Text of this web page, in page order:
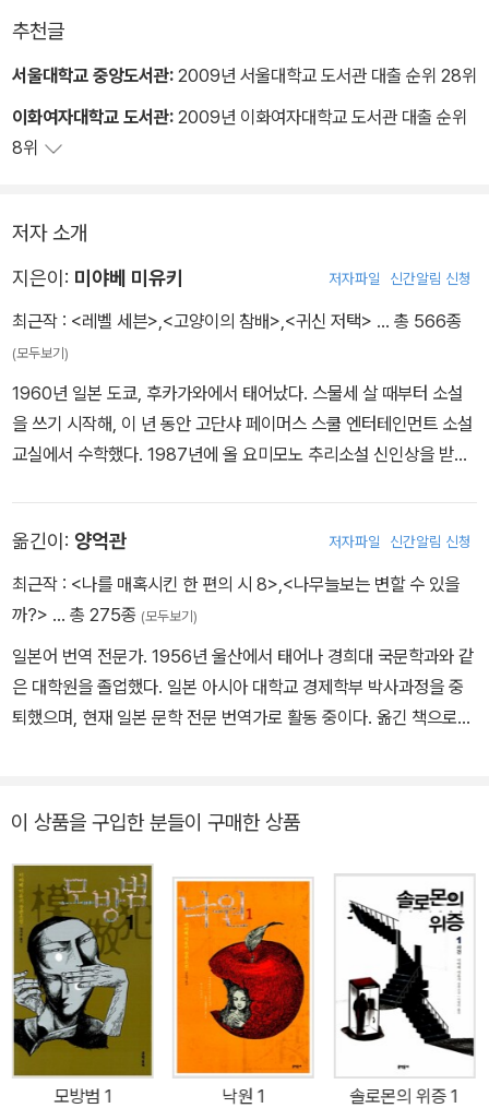
추천글
서울대학교 중앙도서관: 2009년 서울대학교 도서관 대출 순위 28위
이화여자대학교 도서관: 2009년 이화여자대학교 도서관 대출 순위
8위
저자 소개
지은이: 미야베 미유키 저자파일 신간알림 신청
최근작 : <레벨 세븐> <고양이의 참배> <귀신 저택> … 총 566종
(모두보기)
1960년 일본 도쿄, 후카가와에서 태어났다. 스물세 살 때부터 소설
을 쓰기 시작해, 이 년 동안 고단샤 페이머스 스쿨 엔터테인먼트 소설
교실에서 수학했다. 1987년에 올 요미모노 추리소설 신인상을 받은
협회상,《화차》(1993)로 제6회 야마모토슈고로상, 《가모우 저택 사
건》(1997)으로 일본 SF대상을, 《이유》(1999)로 나오키상, 《모방
범》(2001)으로 마이니치 출판대상 특별상, 《이름 없는 독》(2006)
최고의 미스터리 작가로 군림한다. 어렸을 때부터 시대 소설과 대하
드라마를 좋아했던 아버지 덕에 많은 작품을 접하고, 시대물에 대한
흥미를 가지게 되었다. 에도에 사는 사람들의 인정을 그려 요시카와
품들, 또는 하급 관리 주인공이 괴이한 사건을 수사하는 시대 미스터
과 더불어 봉건 사회를 사는 서민의 고통에 주목한 사회파 시대 미스
터리《외딴집》(2005)에 이르기까지, 다양한 장르를 미스터리와 접
목한 작품을 속속 발표해 기존 시대 소설 독자뿐 아니라 시대 소설을
읽기 어려워하는 독자들까지 동시에 사로잡았다. 그 밖의 작품으로
《벚꽃 다시 벚꽃》《세상의 봄》 《안주》 《낙원》 《희망장》 등이 있고, 2
012년 국내에서 영화화된 《화차》 외에도 《대답은 필요 없어》 《스나
크 사냥》 《모방범》 《이유》《고구레 사진관》 《솔로몬의 위증》 등 다수
작품이 영화화되거나 드라마화되었다. 현재 하드보일드 작가 오사와
옮긴이: 양억관 저자파일 신간알림 신청
최근작 : <나를 매혹시킨 한 편의 시 8> <나무늘보는 변할 수 있을
까?> … 총 275종 (모두보기)
일본어 번역 전문가. 1956년 울산에서 태어나 경희대 국문학과와 같
은 대학원을 졸업했다. 일본 아시아 대학교 경제학부 박사과정을 중
퇴했으며, 현재 일본 문학 전문 번역가로 활동 중이다. 옮긴 책으로
『바보의 벽』, 『플라이, 대디, 플라이』, 『남자의 후반생』, 『물은 답을
알고 있다』, 『달콤한 악마가 내 안으로 들어왔다』, 『조제와 호랑이와
물고기들』, 『라라피포』, 『컨닝소녀』, 『색채가 없는 다자키 쓰쿠루와
그가 순례를 떠난 해』, 『노르웨이의 숲』, 『모방범』, 『공생충』 등이 있
다
이 상품을 구입한 분들이 구매한 상품
모방범 1 낙원 1 솔로몬의 위증 1